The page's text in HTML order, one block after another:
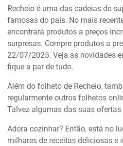
Recheio é uma das cadeias de
famosas do país. No mais
encontrará produtos a preços
surpresas. Compre produtos a
22/07/2025. Veja as novidades
fique a par de tudo.
Além do folheto de Recheio,
regularmente outros folhetos
Talvez algumas das suas
Adora cozinhar? Então, está no
milhares de receitas deliciosas e